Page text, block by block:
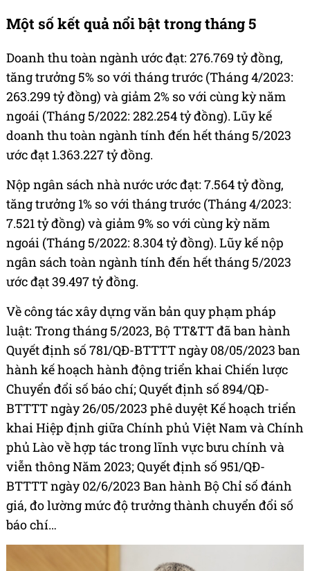
Một số kết quả nổi bật trong tháng 5
Doanh thu toàn ngành ước đạt: 276.769 tỷ đồng,
tăng trưởng 5% so với tháng trước (Tháng 4/2023:
263.299 tỷ đồng) và giảm 2% so với cùng kỳ năm
ngoái (Tháng 5/2022: 282.254 tỷ đồng). Lũy kế
doanh thu toàn ngành tính đến hết tháng 5/2023
ước đạt 1.363.227 tỷ đồng.
Nộp ngân sách nhà nước ước đạt: 7.564 tỷ đồng,
tăng trưởng 1% so với tháng trước (Tháng 4/2023:
7.521 tỷ đồng) và giảm 9% so với cùng kỳ năm
ngoái (Tháng 5/2022: 8.304 tỷ đồng). Lũy kế nộp
ngân sách toàn ngành tính đến hết tháng 5/2023
ước đạt 39.497 tỷ đồng.
Về công tác xây dựng văn bản quy phạm pháp
luật: Trong tháng 5/2023, Bộ TT&TT đã ban hành
Quyết định số 781/QĐ-BTTTT ngày 08/05/2023 ban
hành kế hoạch hành động triển khai Chiến lược
Chuyển đổi số báo chí; Quyết định số 894/QĐ-
BTTTT ngày 26/05/2023 phê duyệt Kế hoạch triển
khai Hiệp định giữa Chính phủ Việt Nam và Chính
phủ Lào về hợp tác trong lĩnh vực bưu chính và
viễn thông Năm 2023; Quyết định số 951/QĐ-
BTTTT ngày 02/6/2023 Ban hành Bộ Chỉ số đánh
giá, đo lường mức độ trưởng thành chuyển đổi số
báo chí…